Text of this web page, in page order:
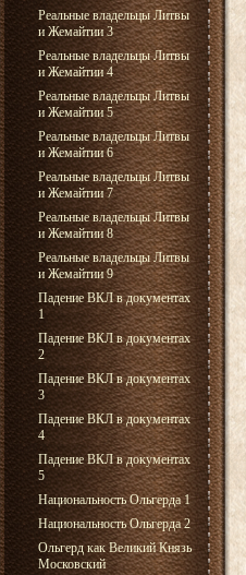
Реальные владельцы Литвы
и Жемайтии 3
Реальные владельцы Литвы
и Жемайтии 4
Реальные владельцы Литвы
и Жемайтии 5
Реальные владельцы Литвы
и Жемайтии 6
Реальные владельцы Литвы
и Жемайтии 7
Реальные владельцы Литвы
и Жемайтии 8
Реальные владельцы Литвы
и Жемайтии 9
Падение ВКЛ в документах
1
Падение ВКЛ в документах
2
Падение ВКЛ в документах
3
Падение ВКЛ в документах
4
Падение ВКЛ в документах
5
Национальность Ольгерда 1
Национальность Ольгерда 2
Ольгерд как Великий Князь
Московский